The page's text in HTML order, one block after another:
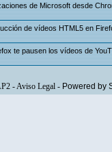
de Microsoft desde
de vídeos HTML5 en
te pausen los vídeos de
-Aviso Legal- Powered by